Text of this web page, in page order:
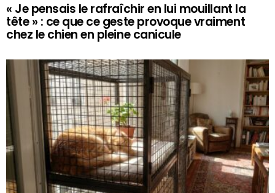
« Je pensais le rafraîchir en lui mouillant la
tête » : ce que ce geste provoque vraiment
chez le chien en pleine canicule